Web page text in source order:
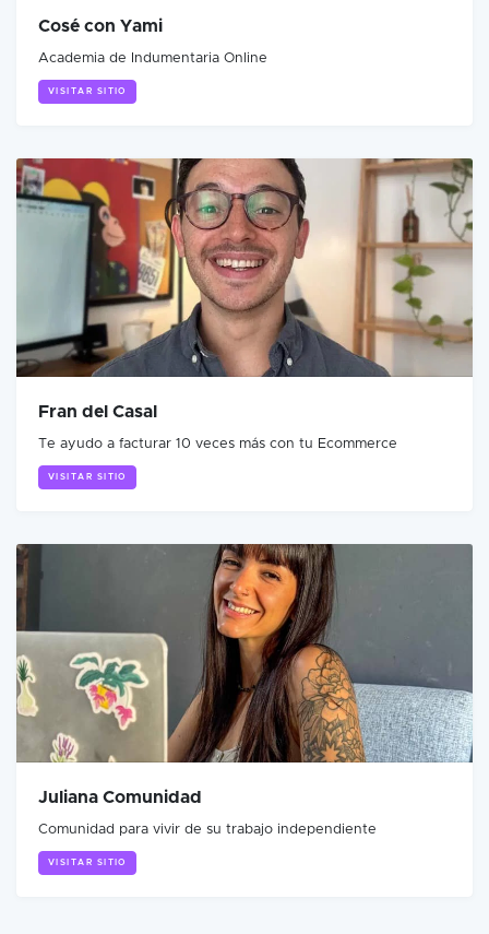
Cosé con Yami
Academia de Indumentaria Online
VISITAR SITIO
Fran del Casal
Te ayudo a facturar 10 veces más con tu Ecommerce
VISITAR SITIO
Juliana Comunidad
Comunidad para vivir de su trabajo independiente
VISITAR SITIO